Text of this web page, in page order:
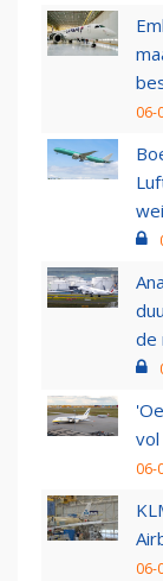
06-
de
06-
06-